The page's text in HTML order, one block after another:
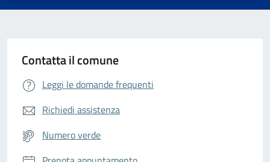
Contatta il comune
Leggi le domande frequenti
Richiedi assistenza
Numero verde